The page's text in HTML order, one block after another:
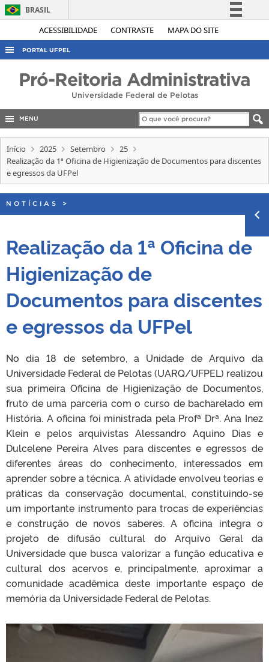
ACESSIBILIDADE CONTRASTE MAPA DO SITE
BRASIL
Simplifique!
Acesso à informação
Legislação
Canais
PORTAL UFPEL
COBALTO
EDITAIS
INTERNACIONAL
OUVIDORIA
Pró-Reitoria Administrativa
Universidade Federal de Pelotas
MENU
Início 2025 Setembro
25
Realização da 1ª Oficina de Higienização de Documentos para discentes
e egressos da UFPel
NOTÍCIAS >
Realização da 1ª Oficina de
Higienização de
Documentos para discentes
e egressos da UFPel
No dia 18 de setembro, a Unidade de Arquivo da
Universidade Federal de Pelotas (UARQ/UFPEL) realizou
sua primeira Oficina de Higienização de Documentos,
fruto de uma parceria com o curso de bacharelado em
História. A oficina foi ministrada pela Profª Drª. Ana Inez
Klein e pelos arquivistas Alessandro Aquino Dias e
Dulcelene Pereira Alves para discentes e egressos de
diferentes áreas do conhecimento, interessados em
aprender sobre a técnica. A atividade envolveu teorias e
práticas da conservação documental, constituindo-se
um importante instrumento para trocas de experiências
e construção de novos saberes. A oficina integra o
projeto de difusão cultural do Arquivo Geral da
Universidade que busca valorizar a função educativa e
cultural dos acervos e, principalmente, aproximar a
comunidade acadêmica deste importante espaço de
memória da Universidade Federal de Pelotas.